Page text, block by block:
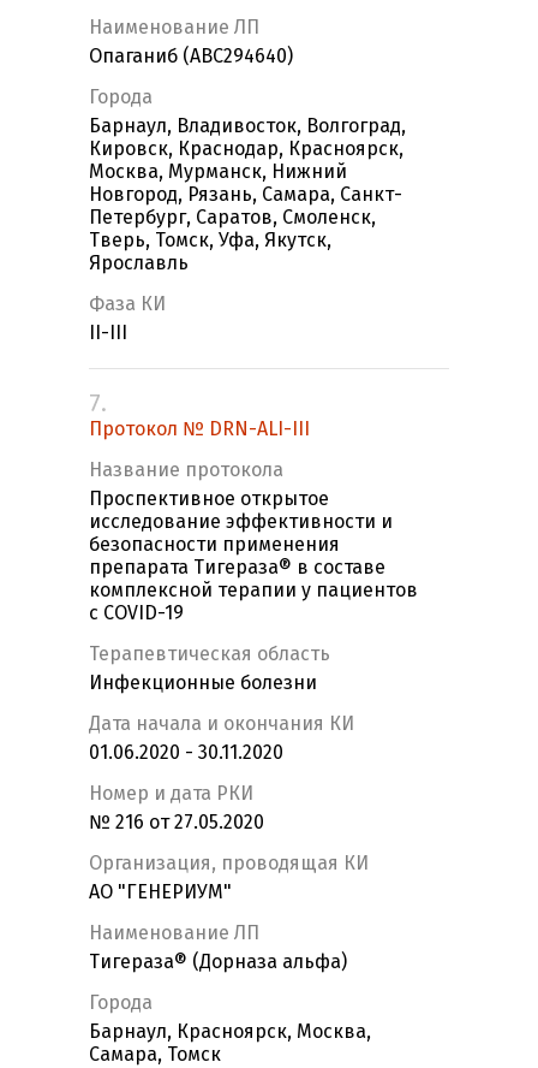
Наименование ЛП
Опаганиб (ABC294640)
Города
Барнаул, Владивосток, Волгоград,
Кировск, Краснодар, Красноярск,
Москва, Мурманск, Нижний
Новгород, Рязань, Самара, Санкт-
Петербург, Саратов, Смоленск,
Тверь, Томск, Уфа, Якутск,
Ярославль
Фаза КИ
II-III
7.
Протокол № DRN-ALI-III
Название протокола
Проспективное открытое
исследование эффективности и
безопасности применения
препарата Тигераза® в составе
комплексной терапии у пациентов
с COVID-19
Терапевтическая область
Инфекционные болезни
Дата начала и окончания КИ
01.06.2020 - 30.11.2020
Номер и дата РКИ
№ 216 от 27.05.2020
Организация, проводящая КИ
АО "ГЕНЕРИУМ"
Наименование ЛП
Тигераза® (Дорназа альфа)
Города
Барнаул, Красноярск, Москва,
Самара, Томск